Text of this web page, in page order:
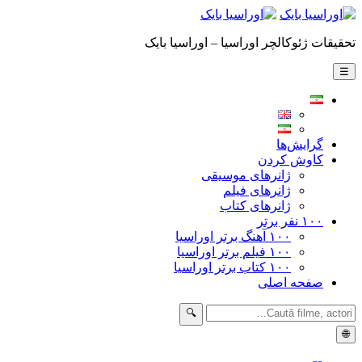
تحقیقات ژئوکالچر اوراسیا – اوراسیا بایک
☰
گرایش‌ها
کاوش کردن
ژانرهای موسیقی
ژانرهای فیلم
ژانرهای کتاب
۱۰۰ نفر برتر
۱۰۰ آهنگ برتر اوراسیا
۱۰۰ فیلم برتر اوراسیا
۱۰۰ کتاب برتر اوراسیا
صفحه اصلی
🔍
🌐